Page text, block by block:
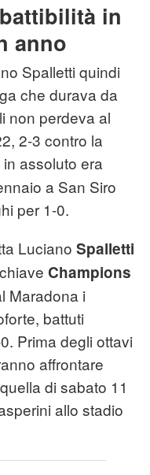
in
anno
Spalletti quindi
che durava da
non perdeva al
2-3 contro la
assoluto era
a San Siro
per 1-0.
Luciano Spalletti
Champions
Maradona i
battuti
Prima degli ottavi
affrontare
di sabato 11
allo stadio